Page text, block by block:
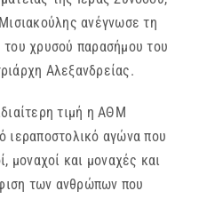
ανέγνωσε τη
χρυσού παρασήμου του
Αλεξανδρείας.
τιμή η ΑΘΜ
ιεραποστολικό αγώνα που
μοναχοί και μοναχές και
των ανθρώπων που